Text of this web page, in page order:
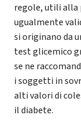
regole, utili alla
ugualmente
si originano da
test glicemico
se ne
i soggetti in
alti valori di
il diabete.